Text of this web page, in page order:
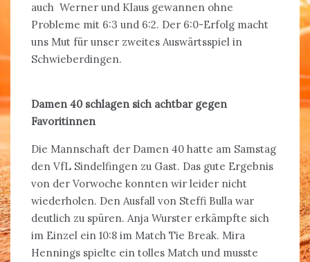
auch Werner und Klaus gewannen ohne
Probleme mit 6:3 und 6:2. Der 6:0-Erfolg macht
uns Mut für unser zweites Auswärtsspiel in
Schwieberdingen.
Damen 40 schlagen sich achtbar gegen
Favoritinnen
Die Mannschaft der Damen 40 hatte am Samstag
den VfL Sindelfingen zu Gast. Das gute Ergebnis
von der Vorwoche konnten wir leider nicht
wiederholen. Den Ausfall von Steffi Bulla war
deutlich zu spüren. Anja Wurster erkämpfte sich
im Einzel ein 10:8 im Match Tie Break. Mira
Hennings spielte ein tolles Match und musste